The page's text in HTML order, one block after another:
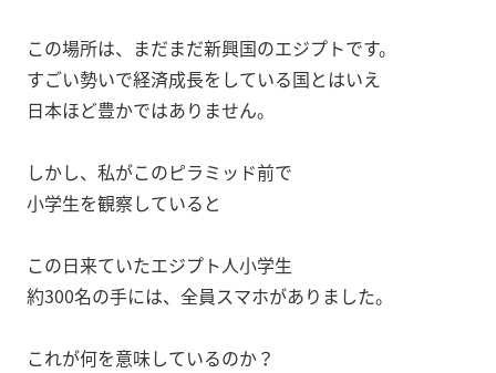
この場所は、まだまだ新興国のエジプトです。
すごい勢いで経済成長をしている国とはいえ
日本ほど豊かではありません。
しかし、私がこのピラミッド前で
小学生を観察していると
この日来ていたエジプト人小学生
約300名の手には、全員スマホがありました。
これが何を意味しているのか？